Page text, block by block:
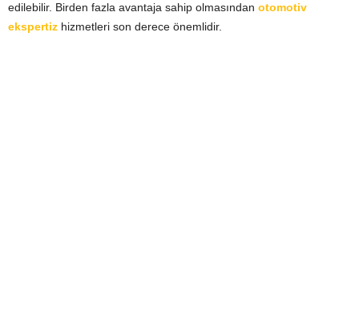
edilebilir. Birden fazla avantaja sahip olmasından otomotiv
ekspertiz hizmetleri son derece önemlidir.